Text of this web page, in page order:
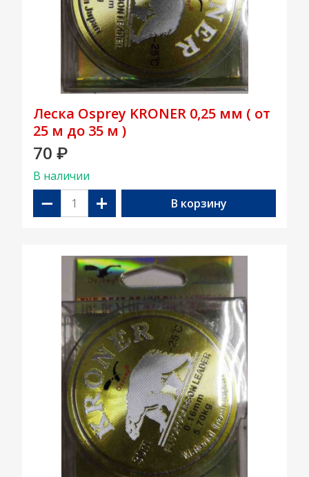
Леска Osprey KRONER 0,25 мм ( от
25 м до 35 м )
70 ₽
В наличии
− + В корзину